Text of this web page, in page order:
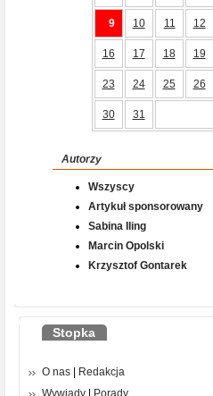
9 10 11 12
16 17 18 19
23 24 25 26
30 31
Autorzy
Wszyscy
Artykuł sponsorowany
Sabina Iling
Marcin Opolski
Krzysztof Gontarek
Stopka
O nas
Redakcja
Wywiady
Porady